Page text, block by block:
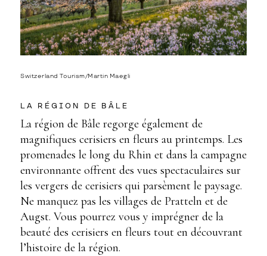
Switzerland Tourism/Martin Maegli
LA RÉGION DE BÂLE
La région de Bâle regorge également de
magnifiques cerisiers en fleurs au printemps. Les
promenades le long du Rhin et dans la campagne
environnante offrent des vues spectaculaires sur
les vergers de cerisiers qui parsèment le paysage.
Ne manquez pas les villages de Pratteln et de
Augst. Vous pourrez vous y imprégner de la
beauté des cerisiers en fleurs tout en découvrant
l’histoire de la région.